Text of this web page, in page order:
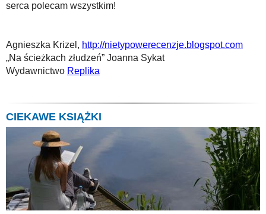
serca polecam wszystkim!
Agnieszka Krizel, http://nietypowerecenzje.blogspot.com
„Na ścieżkach złudzeń” Joanna Sykat
Wydawnictwo Replika
CIEKAWE KSIĄŻKI